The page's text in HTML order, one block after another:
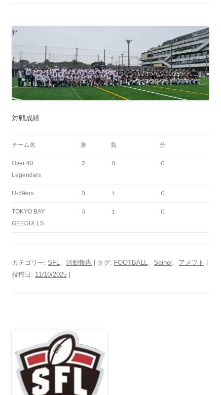
対戦成績
チーム名 勝 負 分
Over 40
Legendars
２ ０ ０
U-59ers ０ １ ０
TOKYO BAY
GEEGULLS
０ １ ０
カテゴリー: SFL、 活動報告 | タグ: FOOTBALL、 Seinor、 アメフト
投稿日: 11/10/2025